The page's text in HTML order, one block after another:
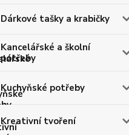
Dárkové tašky a krabičky
Kancelářské a školní
potřeby
Kuchyňské potřeby
Kreativní tvoření